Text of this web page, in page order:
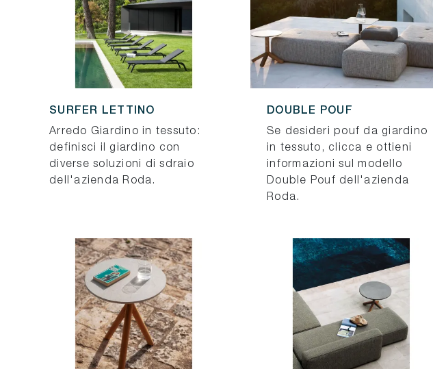
SURFER LETTINO
Arredo Giardino in tessuto:
definisci il giardino con
diverse soluzioni di sdraio
dell'azienda Roda.
DOUBLE POUF
Se desideri pouf da giardino
in tessuto, clicca e ottieni
informazioni sul modello
Double Pouf dell'azienda
Roda.